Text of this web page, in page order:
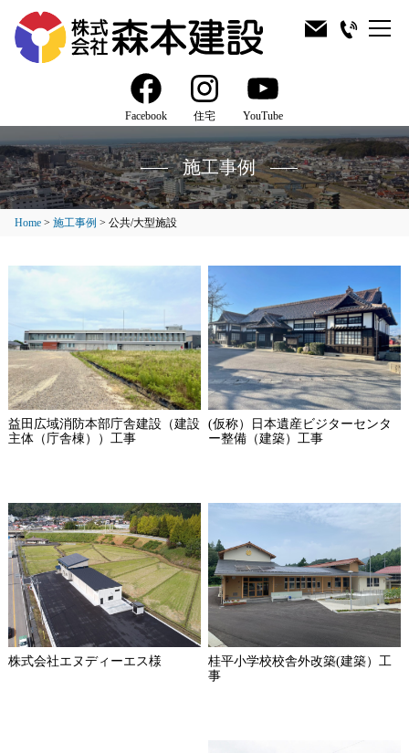
Facebook 住宅 YouTube
施工事例
Home > 施工事例 > 公共/大型施設
益田広域消防本部庁舎建設（建設
主体（庁舎棟））工事
(仮称）日本遺産ビジターセンタ
ー整備（建築）工事
株式会社エヌディーエス様
桂平小学校校舎外改築(建築）工
事